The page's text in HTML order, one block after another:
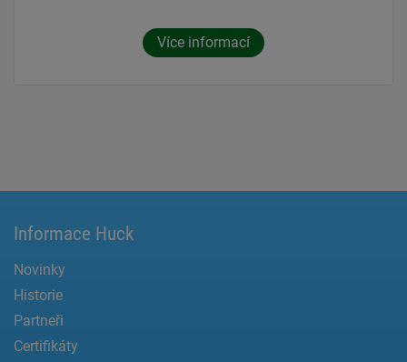
Více informací
Informace Huck
Novinky
Historie
Partneři
Certifikáty